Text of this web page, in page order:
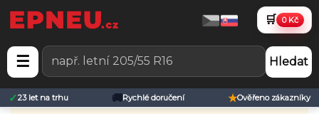
🛒 0 Kč
☰ Hledat
✓23 let na trhu 🚚Rychlé doručení ★Ověřeno zákazníky